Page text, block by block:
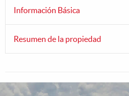
Información Básica
Resumen de la propiedad